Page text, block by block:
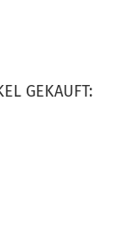
GEKAUFT: